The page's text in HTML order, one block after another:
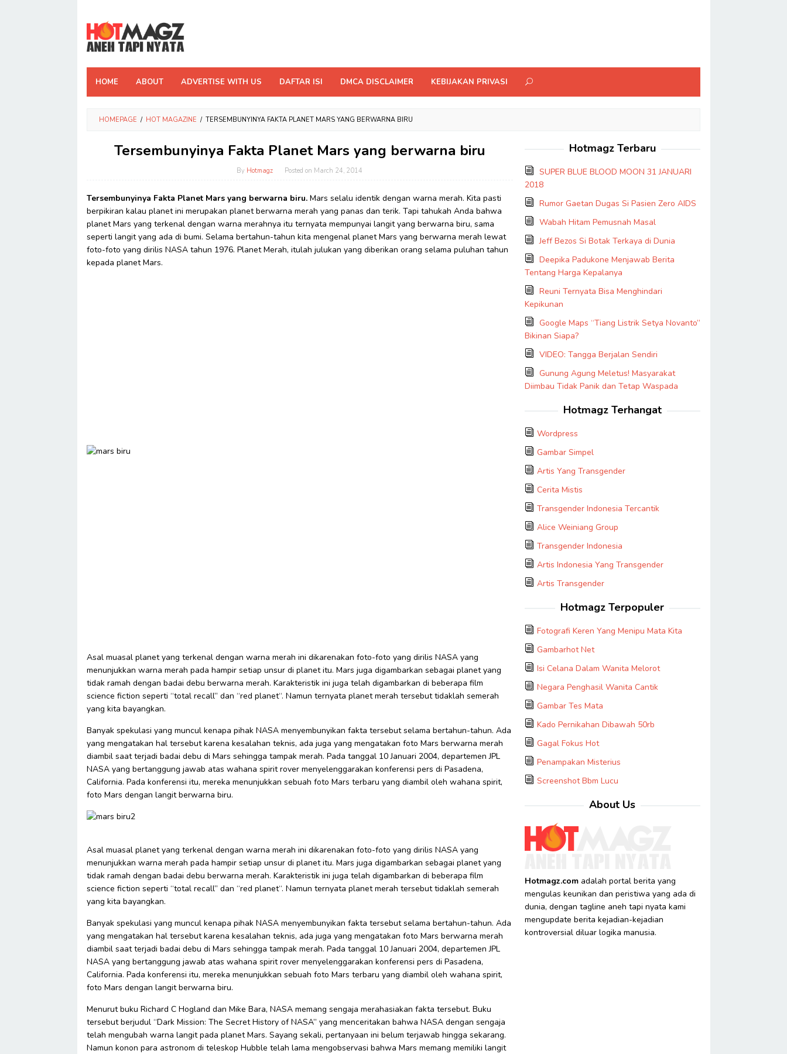
content
HOME ABOUT ADVERTISE WITH US DAFTAR ISI DMCA DISCLAIMER KEBIJAKAN PRIVASI
HOMEPAGE / HOT MAGAZINE / TERSEMBUNYINYA FAKTA PLANET MARS YANG BERWARNA BIRU
Tersembunyinya Fakta Planet Mars yang berwarna biru
By Hotmagz Posted on March 24, 2014
Tersembunyinya Fakta Planet Mars yang berwarna biru. Mars selalu identik dengan warna merah. Kita pasti
berpikiran kalau planet ini merupakan planet berwarna merah yang panas dan terik. Tapi tahukah Anda bahwa
planet Mars yang terkenal dengan warna merahnya itu ternyata mempunyai langit yang berwarna biru, sama
seperti langit yang ada di bumi. Selama bertahun-tahun kita mengenal planet Mars yang berwarna merah lewat
foto-foto yang dirilis NASA tahun 1976. Planet Merah, itulah julukan yang diberikan orang selama puluhan tahun
kepada planet Mars.
Asal muasal planet yang terkenal dengan warna merah ini dikarenakan foto-foto yang dirilis NASA yang
menunjukkan warna merah pada hampir setiap unsur di planet itu. Mars juga digambarkan sebagai planet yang
tidak ramah dengan badai debu berwarna merah. Karakteristik ini juga telah digambarkan di beberapa film
science fiction seperti “total recall” dan “red planet“. Namun ternyata planet merah tersebut tidaklah semerah
yang kita bayangkan.
Banyak spekulasi yang muncul kenapa pihak NASA menyembunyikan fakta tersebut selama bertahun-tahun. Ada
yang mengatakan hal tersebut karena kesalahan teknis, ada juga yang mengatakan foto Mars berwarna merah
diambil saat terjadi badai debu di Mars sehingga tampak merah. Pada tanggal 10 Januari 2004, departemen JPL
NASA yang bertanggung jawab atas wahana spirit rover menyelenggarakan konferensi pers di Pasadena,
California. Pada konferensi itu, mereka menunjukkan sebuah foto Mars terbaru yang diambil oleh wahana spirit,
foto Mars dengan langit berwarna biru.
Asal muasal planet yang terkenal dengan warna merah ini dikarenakan foto-foto yang dirilis NASA yang
menunjukkan warna merah pada hampir setiap unsur di planet itu. Mars juga digambarkan sebagai planet yang
tidak ramah dengan badai debu berwarna merah. Karakteristik ini juga telah digambarkan di beberapa film
science fiction seperti “total recall” dan “red planet“. Namun ternyata planet merah tersebut tidaklah semerah
yang kita bayangkan.
Banyak spekulasi yang muncul kenapa pihak NASA menyembunyikan fakta tersebut selama bertahun-tahun. Ada
yang mengatakan hal tersebut karena kesalahan teknis, ada juga yang mengatakan foto Mars berwarna merah
diambil saat terjadi badai debu di Mars sehingga tampak merah. Pada tanggal 10 Januari 2004, departemen JPL
NASA yang bertanggung jawab atas wahana spirit rover menyelenggarakan konferensi pers di Pasadena,
California. Pada konferensi itu, mereka menunjukkan sebuah foto Mars terbaru yang diambil oleh wahana spirit,
foto Mars dengan langit berwarna biru.
Menurut buku Richard C Hogland dan Mike Bara, NASA memang sengaja merahasiakan fakta tersebut. Buku
tersebut berjudul “Dark Mission: The Secret History of NASA” yang menceritakan bahwa NASA dengan sengaja
telah mengubah warna langit pada planet Mars. Sayang sekali, pertanyaan ini belum terjawab hingga sekarang.
Namun konon para astronom di teleskop Hubble telah lama mengobservasi bahwa Mars memang memiliki langit
Hotmagz Terbaru
SUPER BLUE BLOOD MOON 31 JANUARI
2018
Rumor Gaetan Dugas Si Pasien Zero AIDS
Wabah Hitam Pemusnah Masal
Jeff Bezos Si Botak Terkaya di Dunia
Deepika Padukone Menjawab Berita
Tentang Harga Kepalanya
Reuni Ternyata Bisa Menghindari
Kepikunan
Google Maps “Tiang Listrik Setya Novanto”
Bikinan Siapa?
VIDEO: Tangga Berjalan Sendiri
Gunung Agung Meletus! Masyarakat
Diimbau Tidak Panik dan Tetap Waspada
Hotmagz Terhangat
Wordpress
Gambar Simpel
Artis Yang Transgender
Cerita Mistis
Transgender Indonesia Tercantik
Alice Weiniang Group
Transgender Indonesia
Artis Indonesia Yang Transgender
Artis Transgender
Hotmagz Terpopuler
Fotografi Keren Yang Menipu Mata Kita
Gambarhot Net
Isi Celana Dalam Wanita Melorot
Negara Penghasil Wanita Cantik
Gambar Tes Mata
Kado Pernikahan Dibawah 50rb
Gagal Fokus Hot
Penampakan Misterius
Screenshot Bbm Lucu
About Us
Hotmagz.comadalah portal berita yang
mengulas keunikan dan peristiwa yang ada di
dunia, dengan tagline aneh tapi nyata kami
mengupdate berita kejadian-kejadian
kontroversial diluar logika manusia.